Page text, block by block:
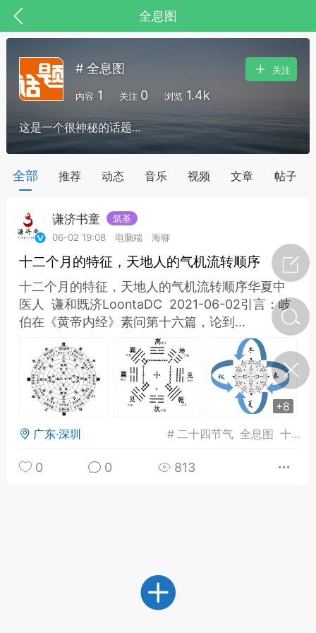
全息图
，华夏中医人：家门口的中医人！
节气气象
·特急预警】关
节返乡期间“闪
急提示
0
【养正护络膏】？
小海（HAi）
谷气行、营卫通：内经视角
下的脾胃调养要义
# 全息图
内容 1 关注 0 浏览 1.4k
关注
这是一个很神秘的话题...
全部 推荐 动态 音乐 视频 文章 帖子
谦济书童
筑基
06-02 19:08
电脑端 海聊
十二个月的特征，天地人的气机流转顺序
十二个月的特征，天地人的气机流转顺序华夏中
医人 谦和既济LoontaDC 2021-06-02引言：岐
伯在《黄帝内经》素问第十六篇，论到...
+8
广东·深圳 #二十四节气 全息图 十二月
0 0 813